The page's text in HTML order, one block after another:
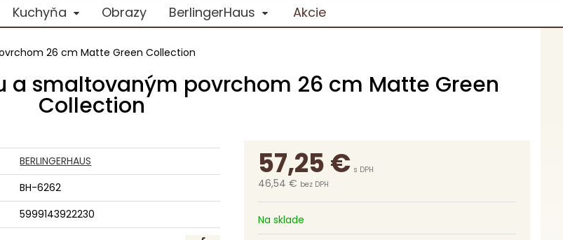
Kuchyňa Obrazy BerlingerHaus Akcie
26 cm Matte Green Collection
a smaltovaným povrchom 26 cm Matte Green
Collection
57,25€ s DPH
46,54 € bez DPH
Na sklade
BERLINGERHAUS
BH-6262
5999143922230